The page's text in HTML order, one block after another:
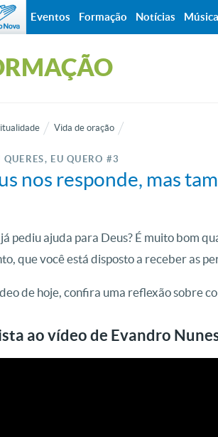
Vida de oração
QUERES, EU QUERO #3
nos responde, mas
pediu ajuda para Deus? É muito bom
que você está disposto a receber as
de hoje, confira uma reflexão sobre
ao vídeo de Evandro
Eventos Formação Notícias Música